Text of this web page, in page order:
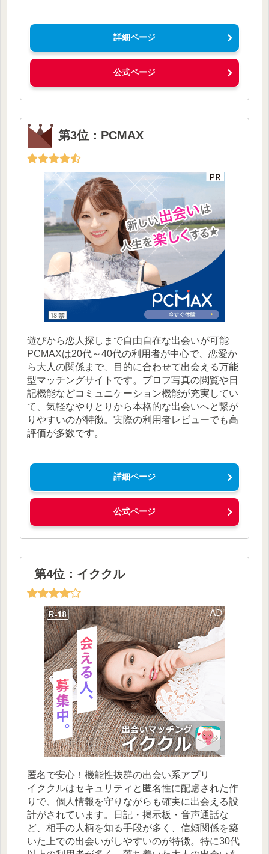
詳細ページ
公式ページ
第3位：PCMAX
遊びから恋人探しまで自由自在な出会いが可能
PCMAXは20代～40代の利用者が中心で、恋愛か
ら大人の関係まで、目的に合わせて出会える万能
型マッチングサイトです。プロフ写真の閲覧や日
記機能などコミュニケーション機能が充実してい
て、気軽なやりとりから本格的な出会いへと繋が
りやすいのが特徴。実際の利用者レビューでも高
評価が多数です。
詳細ページ
公式ページ
第4位：イククル
匿名で安心！機能性抜群の出会い系アプリ
イククルはセキュリティと匿名性に配慮された作
りで、個人情報を守りながらも確実に出会える設
計がされています。日記・掲示板・音声通話な
ど、相手の人柄を知る手段が多く、信頼関係を築
いた上での出会いがしやすいのが特徴。特に30代